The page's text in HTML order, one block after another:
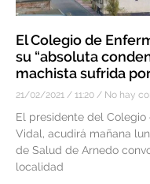
El Colegio de
su “absoluta
machista sufrida
21/02/2021 11:20 No hay
El presidente del Colegio
Vidal, acudirá mañana
de Salud de Arnedo
localidad